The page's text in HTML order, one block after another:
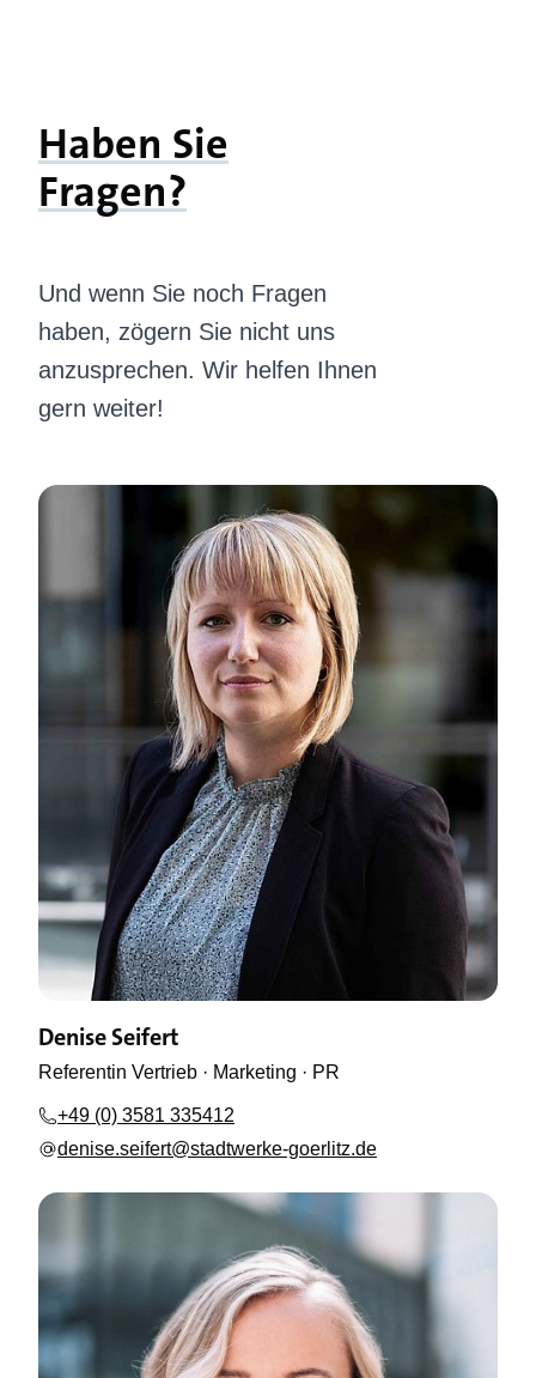
Haben Sie
Fragen?
Und wenn Sie noch Fragen
haben, zögern Sie nicht uns
anzusprechen. Wir helfen Ihnen
gern weiter!
Denise Seifert
Referentin Vertrieb · Marketing · PR
+49 (0) 3581 335412
denise.seifert@stadtwerke-goerlitz.de